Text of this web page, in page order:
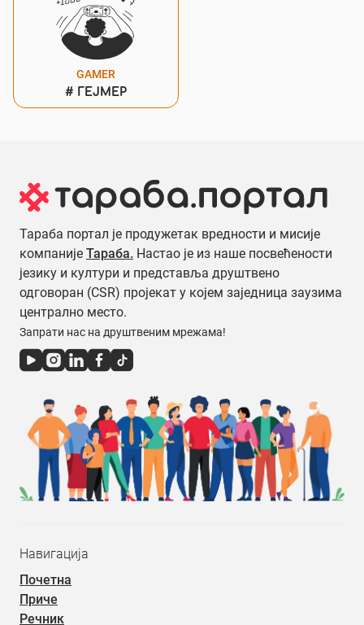
GAMER
# ГЕЈМЕР
Тараба портал је продужетак вредности и мисије
компаније Тараба. Настао је из наше посвећености
језику и култури и представља друштвено
одговоран (CSR) пројекат у којем заједница заузима
централно место.
Запрати нас на друштвеним мрежама!
Навигација
Почетна
Приче
Речник